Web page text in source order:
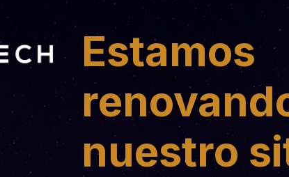
Estamos
nuestro